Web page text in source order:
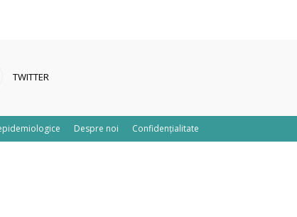
TWITTER
Despre noi Confidențialitate